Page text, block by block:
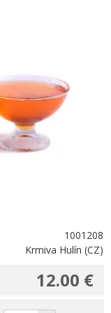
1001208
Krmiva Hulín (CZ)
12.00 €